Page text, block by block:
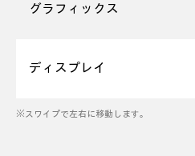
グラフィックス
ディスプレイ
※スワイプで左右に移動します。